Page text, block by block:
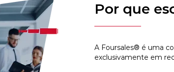
Por que
A Foursales® é uma
exclusivamente em